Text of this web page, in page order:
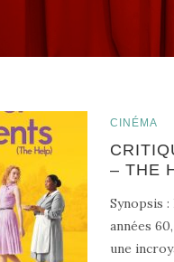
CINÉMA
– THE
Synopsis
années
une